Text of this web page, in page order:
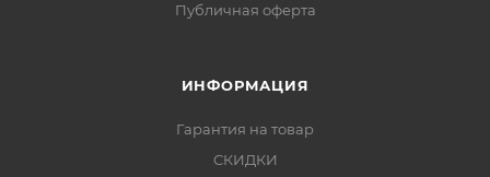
Публичная оферта
ИНФОРМАЦИЯ
Гарантия на товар
СКИДКИ